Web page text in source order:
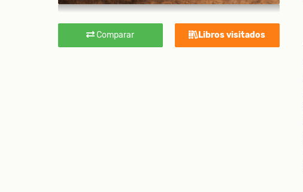
Comparar Libros visitados